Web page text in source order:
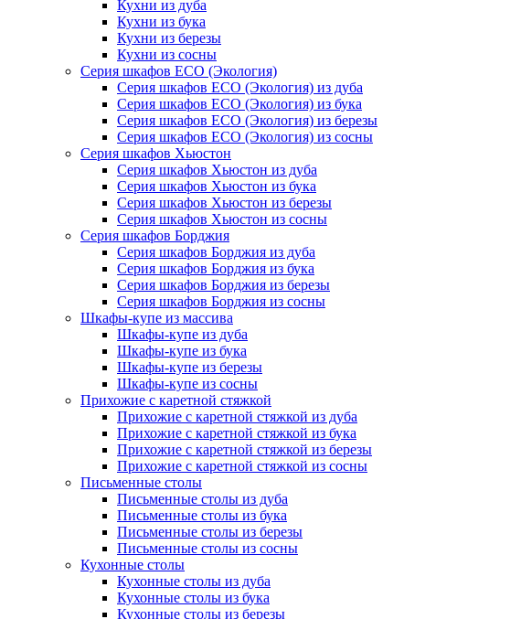
Кухни из дуба
Кухни из бука
Кухни из березы
Кухни из сосны
Серия шкафов ECO (Экология)
Серия шкафов ECO (Экология) из дуба
Серия шкафов ECO (Экология) из бука
Серия шкафов ECO (Экология) из березы
Серия шкафов ECO (Экология) из сосны
Серия шкафов Хьюстон
Серия шкафов Хьюстон из дуба
Серия шкафов Хьюстон из бука
Серия шкафов Хьюстон из березы
Серия шкафов Хьюстон из сосны
Серия шкафов Борджия
Серия шкафов Борджия из дуба
Серия шкафов Борджия из бука
Серия шкафов Борджия из березы
Серия шкафов Борджия из сосны
Шкафы-купе из массива
Шкафы-купе из дуба
Шкафы-купе из бука
Шкафы-купе из березы
Шкафы-купе из сосны
Прихожие с каретной стяжкой
Прихожие с каретной стяжкой из дуба
Прихожие с каретной стяжкой из бука
Прихожие с каретной стяжкой из березы
Прихожие с каретной стяжкой из сосны
Письменные столы
Письменные столы из дуба
Письменные столы из бука
Письменные столы из березы
Письменные столы из сосны
Кухонные столы
Кухонные столы из дуба
Кухонные столы из бука
Кухонные столы из березы